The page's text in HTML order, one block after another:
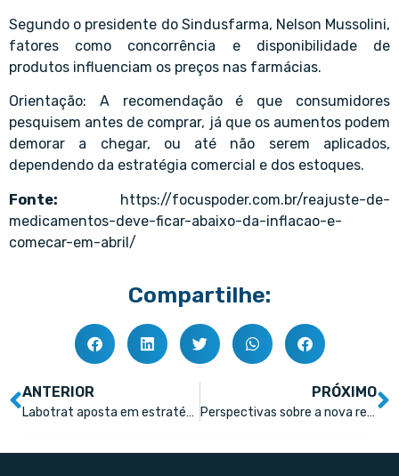
Segundo o presidente do Sindusfarma, Nelson Mussolini,
fatores como concorrência e disponibilidade de
produtos influenciam os preços nas farmácias.
Orientação: A recomendação é que consumidores
pesquisem antes de comprar, já que os aumentos podem
demorar a chegar, ou até não serem aplicados,
dependendo da estratégia comercial e dos estoques.
Fonte:
https://focuspoder.com.br/reajuste-de-
medicamentos-deve-ficar-abaixo-da-inflacao-e-
comecar-em-abril/
Compartilhe:
ANTERIOR
Labotrat aposta em estratégia para ganhar visibilidade nas farmácias
PRÓXIMO
Perspectivas sobre a nova regulação do uso terapêutico da cannabis no Brasil